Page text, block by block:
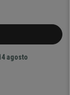
agosto